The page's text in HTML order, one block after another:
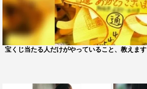
宝くじ当たる人だけがやっていること、教えます